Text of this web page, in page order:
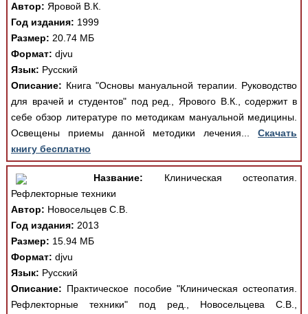
Автор: Яровой В.К.
Год издания: 1999
Размер: 20.74 МБ
Формат: djvu
Язык: Русский
Описание: Книга "Основы мануальной терапии. Руководство
для врачей и студентов" под ред., Ярового В.К., содержит в
себе обзор литературе по методикам мануальной медицины.
Освещены приемы данной методики лечения...Скачать
книгу бесплатно
Название: Клиническая остеопатия.
Рефлекторные техники
Автор: Новосельцев С.В.
Год издания: 2013
Размер: 15.94 МБ
Формат: djvu
Язык: Русский
Описание: Практическое пособие "Клиническая остеопатия.
Рефлекторные техники" под ред., Новосельцева С.В.,